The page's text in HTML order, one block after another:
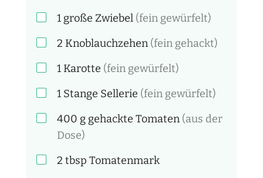
1 große Zwiebel (fein gewürfelt)
2 Knoblauchzehen (fein gehackt)
1 Karotte (fein gewürfelt)
1 Stange Sellerie (fein gewürfelt)
400 g gehackte Tomaten (aus der
Dose)
2 tbsp Tomatenmark